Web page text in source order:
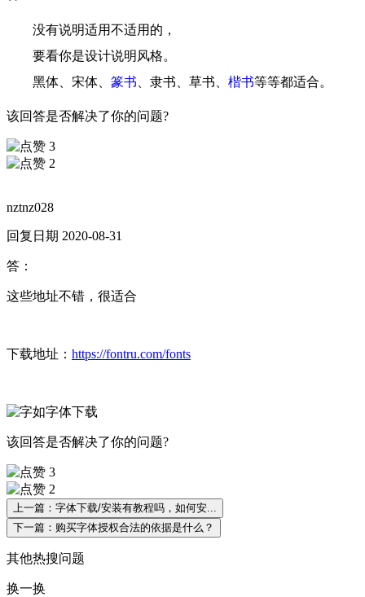
没有说明适用不适用的，
要看你是设计说明风格。
黑体、宋体、 篆书、 隶书、草书、 楷书等等都适合。
该回答是否解决了你的问题?
3
2
nztnz028
回复日期 2020-08-31
答：
这些地址不错，很适合
下载地址： https://fontru.com/fonts
该回答是否解决了你的问题?
3
2
上一篇：字体下载/安装有教程吗，如何安...
下一篇：购买字体授权合法的依据是什么？
其他热搜问题
换一换